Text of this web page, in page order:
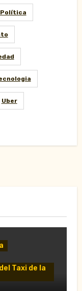
Política
Uber
Taxi de la